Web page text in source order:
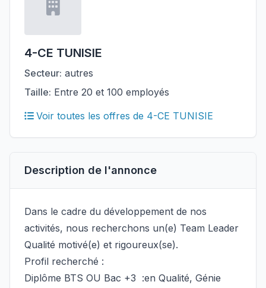
4-CE TUNISIE
Secteur: autres
Taille: Entre 20 et 100 employés
Voir toutes les offres de 4-CE TUNISIE
Description de l'annonce
Dans le cadre du développement de nos
activités, nous recherchons un(e) Team Leader
Qualité motivé(e) et rigoureux(se).
Profil recherché :
Diplôme BTS OU Bac +3 :en Qualité, Génie